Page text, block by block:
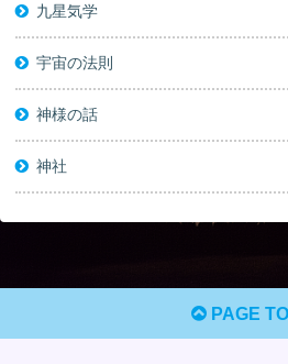
九星気学
宇宙の法則
神様の話
神社
PAGE